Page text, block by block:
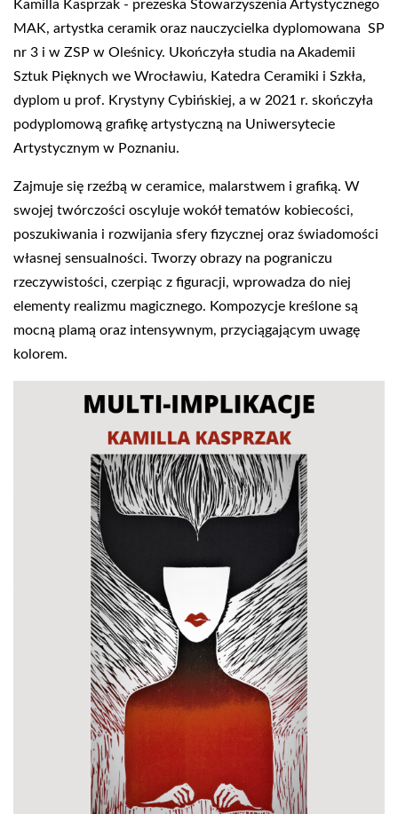
Kamilla Kasprzak - prezeska Stowarzyszenia Artystycznego
MAK, artystka ceramik oraz nauczycielka dyplomowana SP
nr 3 i w ZSP w Oleśnicy. Ukończyła studia na Akademii
Sztuk Pięknych we Wrocławiu, Katedra Ceramiki i Szkła,
dyplom u prof. Krystyny Cybińskiej, a w 2021 r. skończyła
podyplomową grafikę artystyczną na Uniwersytecie
Artystycznym w Poznaniu.
Zajmuje się rzeźbą w ceramice, malarstwem i grafiką. W
swojej twórczości oscyluje wokół tematów kobiecości,
poszukiwania i rozwijania sfery fizycznej oraz świadomości
własnej sensualności. Tworzy obrazy na pograniczu
rzeczywistości, czerpiąc z figuracji, wprowadza do niej
elementy realizmu magicznego. Kompozycje kreślone są
mocną plamą oraz intensywnym, przyciągającym uwagę
kolorem.